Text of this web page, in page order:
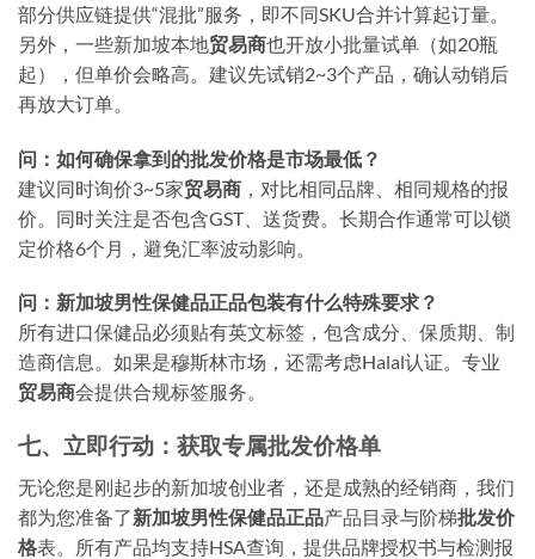
部分供应链提供“混批”服务，即不同SKU合并计算起订量。
另外，一些新加坡本地贸易商也开放小批量试单（如20瓶
起），但单价会略高。建议先试销2~3个产品，确认动销后
再放大订单。
问：如何确保拿到的批发价格是市场最低？
建议同时询价3~5家贸易商 ，对比相同品牌、相同规格的报
价。同时关注是否包含GST、送货费。长期合作通常可以锁
定价格6个月，避免汇率波动影响。
问：新加坡男性保健品正品包装有什么特殊要求？
所有进口保健品必须贴有英文标签，包含成分、保质期、制
造商信息。如果是穆斯林市场，还需考虑Halal认证。专业
贸易商会提供合规标签服务。
七、立即行动：获取专属批发价格单
无论您是刚起步的新加坡创业者，还是成熟的经销商，我们
都为您准备了新加坡男性保健品正品产品目录与阶梯批发价
格表。所有产品均支持HSA查询，提供品牌授权书与检测报